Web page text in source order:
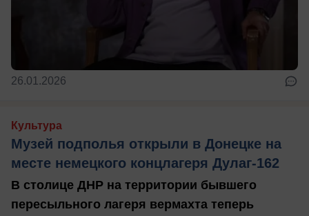
26.01.2026
Культура
Музей подполья открыли в Донецке на
месте немецкого концлагеря Дулаг-162
В столице ДНР на территории бывшего
пересыльного лагеря вермахта теперь